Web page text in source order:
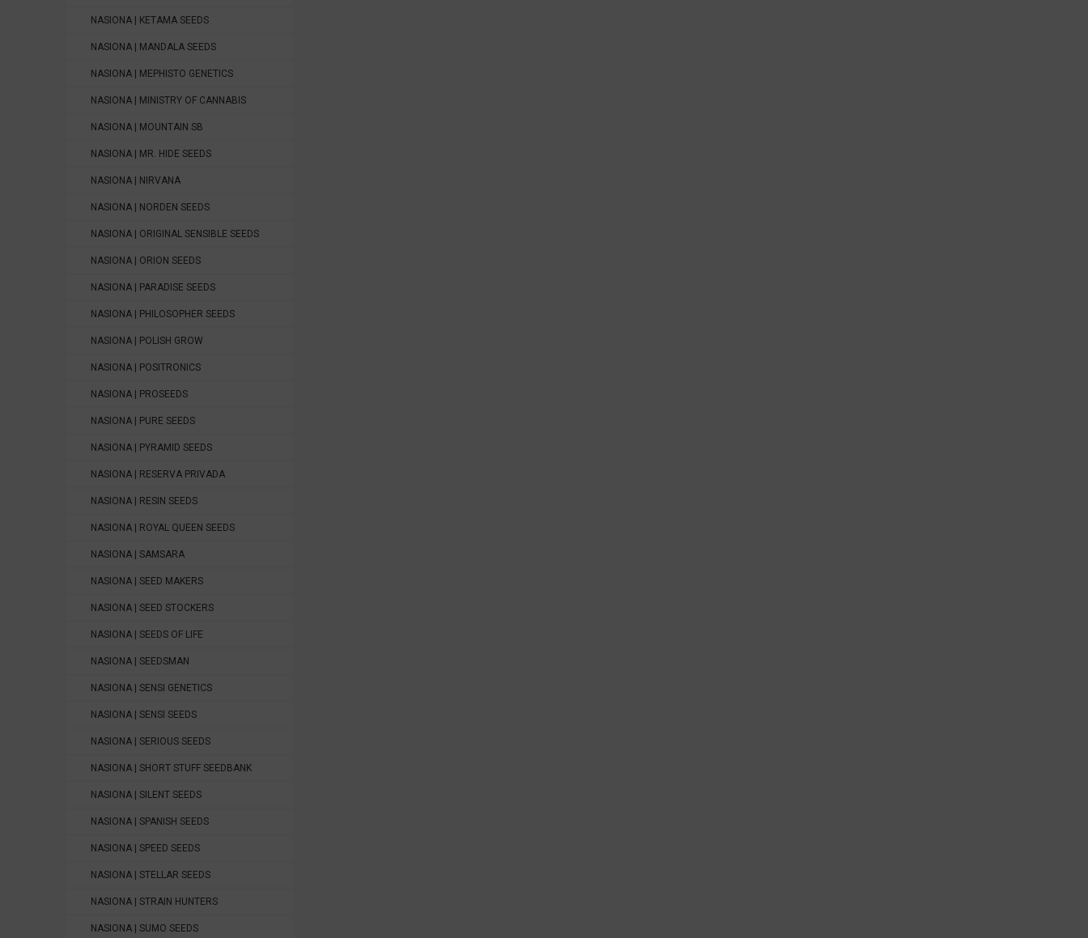
NASIONA | KETAMA SEEDS
NASIONA | MANDALA SEEDS
NASIONA | MEPHISTO GENETICS
NASIONA | MINISTRY OF CANNABIS
NASIONA | MOUNTAIN SB
NASIONA | MR. HIDE SEEDS
NASIONA | NIRVANA
NASIONA | NORDEN SEEDS
NASIONA | ORIGINAL SENSIBLE SEEDS
NASIONA | ORION SEEDS
NASIONA | PARADISE SEEDS
NASIONA | PHILOSOPHER SEEDS
NASIONA | POLISH GROW
NASIONA | POSITRONICS
NASIONA | PROSEEDS
NASIONA | PURE SEEDS
NASIONA | PYRAMID SEEDS
NASIONA | RESERVA PRIVADA
NASIONA | RESIN SEEDS
NASIONA | ROYAL QUEEN SEEDS
NASIONA | SAMSARA
NASIONA | SEED MAKERS
NASIONA | SEED STOCKERS
NASIONA | SEEDS OF LIFE
NASIONA | SEEDSMAN
NASIONA | SENSI GENETICS
NASIONA | SENSI SEEDS
NASIONA | SERIOUS SEEDS
NASIONA | SHORT STUFF SEEDBANK
NASIONA | SILENT SEEDS
NASIONA | SPANISH SEEDS
NASIONA | SPEED SEEDS
NASIONA | STELLAR SEEDS
NASIONA | STRAIN HUNTERS
NASIONA | SUMO SEEDS